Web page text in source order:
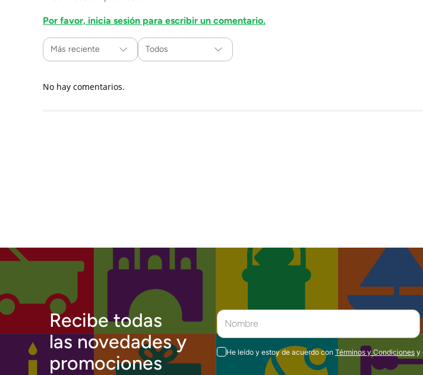
Por favor, inicia sesión para escribir un comentario.
Más reciente Todos
No hay comentarios.
Recibe todas
las novedades y
promociones
He leído y estoy de acuerdo con Términos y Condiciones y